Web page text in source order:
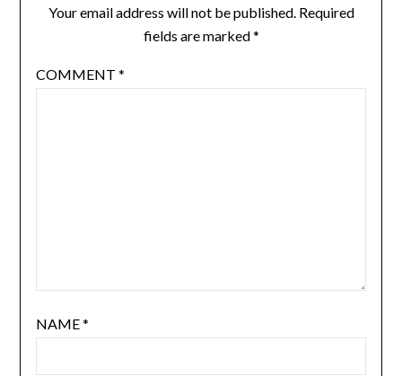
Your email address will not be published. Required
fields are marked*
COMMENT *
NAME*